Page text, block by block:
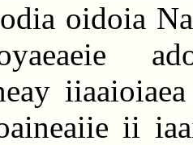
oidoia
ii